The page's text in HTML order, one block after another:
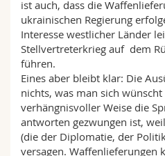
ist auch, dass die
ukrainischen Regierung
Interesse westlicher Länder
Stellvertreterkrieg auf dem
führen.
Eines aber bleibt klar: Die
nichts, was man sich
verhängnisvoller Weise die
antworten gezwungen ist,
(die der Diplomatie, der
versagen. Waffenlieferungen